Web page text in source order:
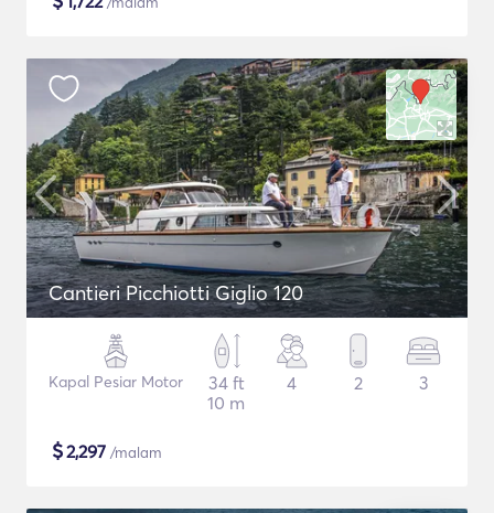
Cantieri Picchiotti Giglio 120
Kapal Pesiar Motor
34 ft
10 m
4 2 3
$2,297 /malam